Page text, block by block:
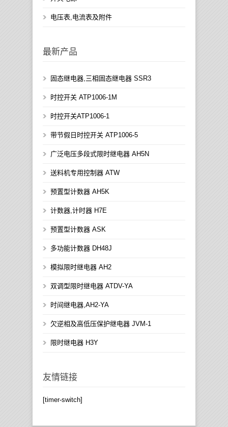
电压表,电流表及附件
最新产品
固态继电器,三相固态继电器 SSR3
时控开关 ATP1006-1M
时控开关ATP1006-1
带节假日时控开关 ATP1006-5
广泛电压多段式限时继电器 AH5N
送料机专用控制器 ATW
预置型计数器 AH5K
计数器,计时器 H7E
预置型计数器 ASK
多功能计数器 DH48J
模拟限时继电器 AH2
双调型限时继电器 ATDV-YA
时间继电器,AH2-YA
欠逆相及高低压保护继电器 JVM-1
限时继电器 H3Y
友情链接
[timer-switch]